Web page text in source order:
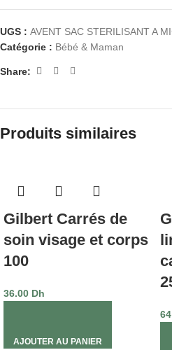
UGS : AVENT SAC STERILISANT A
Catégorie : Bébé & Maman
Share:
Produits similaires
Gilbert Carrés de
soin visage et corps
100
36.00 Dh
AJOUTER AU PANIER